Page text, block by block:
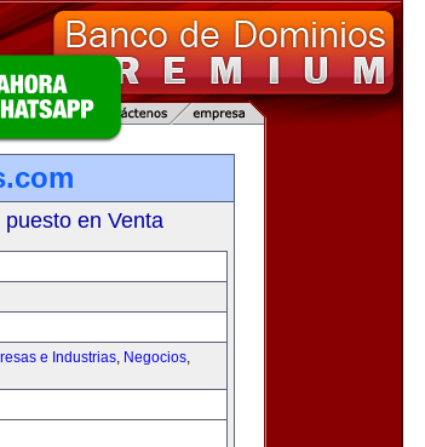
en Venta
e Industrias, Negocios,